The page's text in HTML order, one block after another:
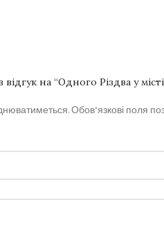
на “Одного Різдва у
Обов’язкові поля